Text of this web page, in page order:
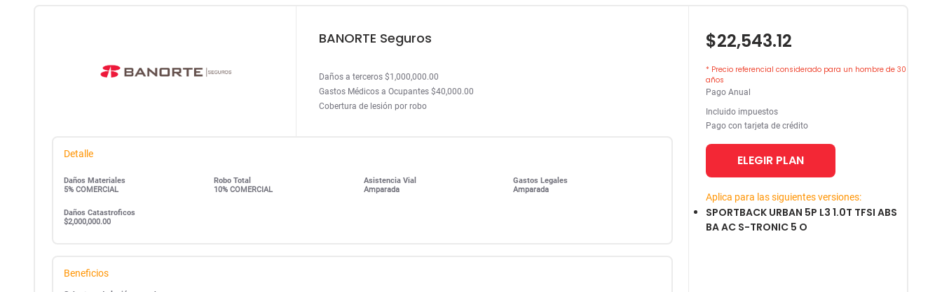
BANORTE Seguros
Daños a terceros $1,000,000.00
Gastos Médicos a Ocupantes $40,000.00
Cobertura de lesión por robo
Detalle
Daños Materiales
5% COMERCIAL
Robo Total
10% COMERCIAL
Asistencia Vial
Amparada
Gastos Legales
Amparada
Daños Catastroficos
$2,000,000.00
Beneficios
$22,543.12
* Precio referencial considerado para un hombre de 30
años
Pago Anual
Incluido impuestos
Pago con tarjeta de crédito
ELEGIR PLAN
Aplica para las siguientes versiones:
SPORTBACK URBAN 5P L3 1.0T TFSI ABS
BA AC S-TRONIC 5 O